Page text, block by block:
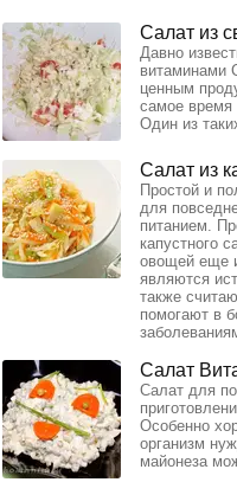
Салат из
Давно
витаминами
ценным
самое время
Один из
Салат из
Простой и
для
питанием.
капустного
овощей еще
являются
также
помогают в
Салат
Салат для
Особенно
организм
майонеза